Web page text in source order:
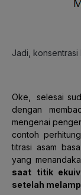
Jadi, konsentrasi
Oke, selesai
dengan
mengenai
contoh
titrasi asam
yang
saat titik
setelah